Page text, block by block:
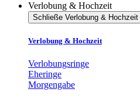
Verlobung & Hochzeit
Schließe Verlobung & Hochzeit
Verlobung & Hochzeit
Verlobungsringe
Eheringe
Morgengabe